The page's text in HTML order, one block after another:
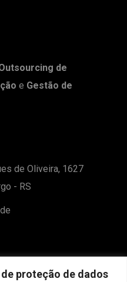
proteção de dados
de
e Gestão de
de Oliveira, 1627
- RS